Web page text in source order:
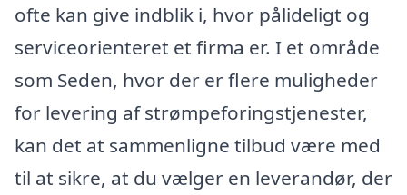
ofte kan give indblik i, hvor pålideligt og
serviceorienteret et firma er. I et område
som Seden, hvor der er flere muligheder
for levering af strømpeforingstjenester,
kan det at sammenligne tilbud være med
til at sikre, at du vælger en leverandør, der